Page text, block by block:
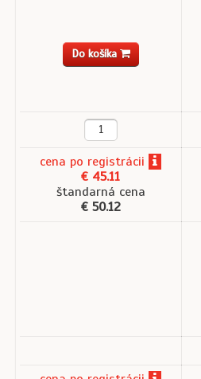
Do košíka
cena po registrácii
€ 45.11
štandarná cena
€ 50.12